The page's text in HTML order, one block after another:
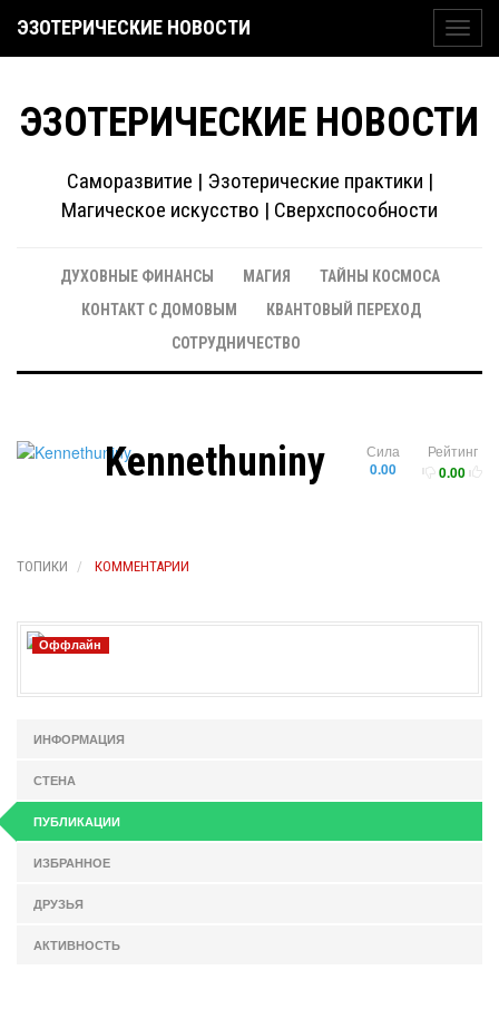
ЭЗОТЕРИЧЕСКИЕ НОВОСТИ
ЭЗОТЕРИЧЕСКИЕ НОВОСТИ
Саморазвитие | Эзотерические практики |
Магическое искусство | Сверхспособности
ДУХОВНЫЕ ФИНАНСЫ МАГИЯ
ТАЙНЫ КОСМОСА
КОНТАКТ С ДОМОВЫМ
КВАНТОВЫЙ ПЕРЕХОД
СОТРУДНИЧЕСТВО
Рейтинг
0.00
Сила
0.00
Kennethuniny
ТОПИКИ КОММЕНТАРИИ
Оффлайн
ИНФОРМАЦИЯ
СТЕНА
ПУБЛИКАЦИИ
ИЗБРАННОЕ
ДРУЗЬЯ
АКТИВНОСТЬ